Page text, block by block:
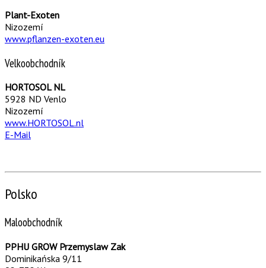
Plant-Exoten
Nizozemí
www.pflanzen-exoten.eu
Velkoobchodník
HORTOSOL NL
5928 ND Venlo
Nizozemí
www.HORTOSOL.nl
E-Mail
Polsko
Maloobchodník
PPHU GROW Przemyslaw Zak
Dominikańska 9/11